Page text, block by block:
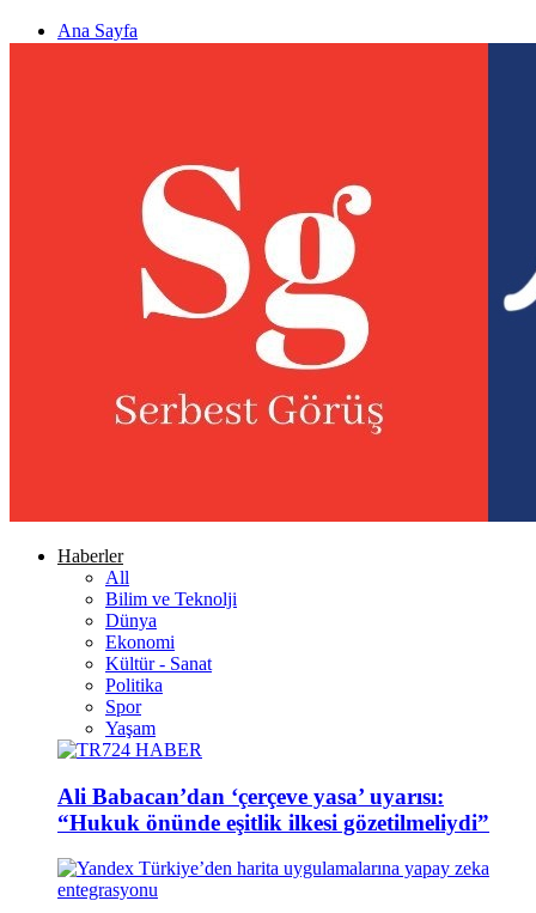
Ana Sayfa
Haberler
All
Bilim ve Teknolji
Dünya
Ekonomi
Kültür - Sanat
Politika
Spor
Yaşam
Ali Babacan’dan ‘çerçeve yasa’ uyarısı:
“Hukuk önünde eşitlik ilkesi gözetilmeliydi”